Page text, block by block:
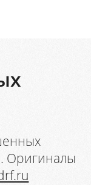
Оригиналы